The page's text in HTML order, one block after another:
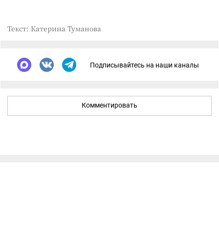
Текст: Катерина Туманова
Подписывайтесь на наши каналы
Комментировать